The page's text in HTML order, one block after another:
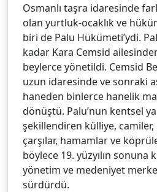
Osmanlı taşra idaresinde
olan yurtluk-ocaklık ve
biri de Palu Hükümeti’ydi.
kadar Kara Cemsid
beylerce yönetildi. Cemsid
uzun idaresinde ve sonraki
haneden binlerce hanelik
dönüştü. Palu’nun kentsel
şekillendiren külliye, camiler,
çarşılar, hamamlar ve
böylece 19. yüzyılın
yönetim ve medeniyet
sürdürdü.